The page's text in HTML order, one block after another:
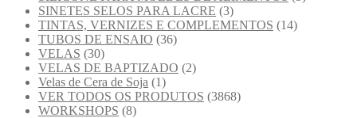
SINETES SELOS PARA LACRE (3)
TINTAS, VERNIZES E COMPLEMENTOS (14)
TUBOS DE ENSAIO (36)
VELAS (30)
VELAS DE BAPTIZADO (2)
Velas de Cera de Soja (1)
VER TODOS OS PRODUTOS (3868)
WORKSHOPS (8)